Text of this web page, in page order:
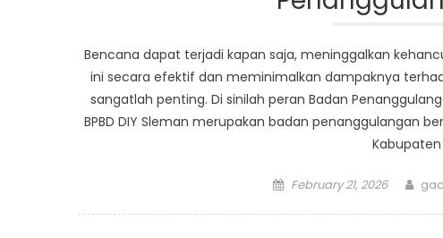
Bencana dapat terjadi kapan saja, meninggalkan
ini secara efektif dan meminimalkan dampaknya
sangatlah penting. Di sinilah peran Badan
BPBD DIY Sleman merupakan badan penanggulangan
Kabupaten
Posted
February 21, 2026